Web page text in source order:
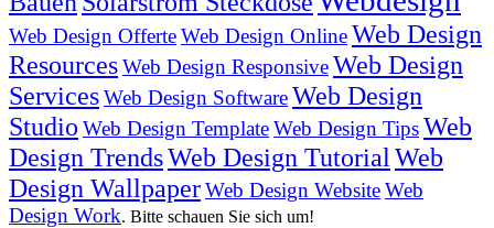
Web Design OfferteWeb Design OnlineWeb Design
ResourcesWeb Design ResponsiveWeb Design
ServicesWeb Design SoftwareWeb Design
Studio Web Design TemplateWeb Design TipsWeb
Design TrendsWeb Design Tutorial Web
Design WallpaperWeb Design WebsiteWeb
Design Work. Bitte schauen Sie sich um!